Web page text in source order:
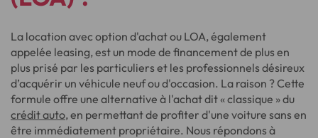
La location avec option d'achat ou LOA, également
appelée leasing, est un mode de financement de plus en
plus prisé par les particuliers et les professionnels désireux
d’acquérir un véhicule neuf ou d'occasion. La raison ? Cette
formule offre une alternative à l'achat dit « classique » du
crédit auto, en permettant de profiter d'une voiture sans en
être immédiatement propriétaire. Nous répondons à